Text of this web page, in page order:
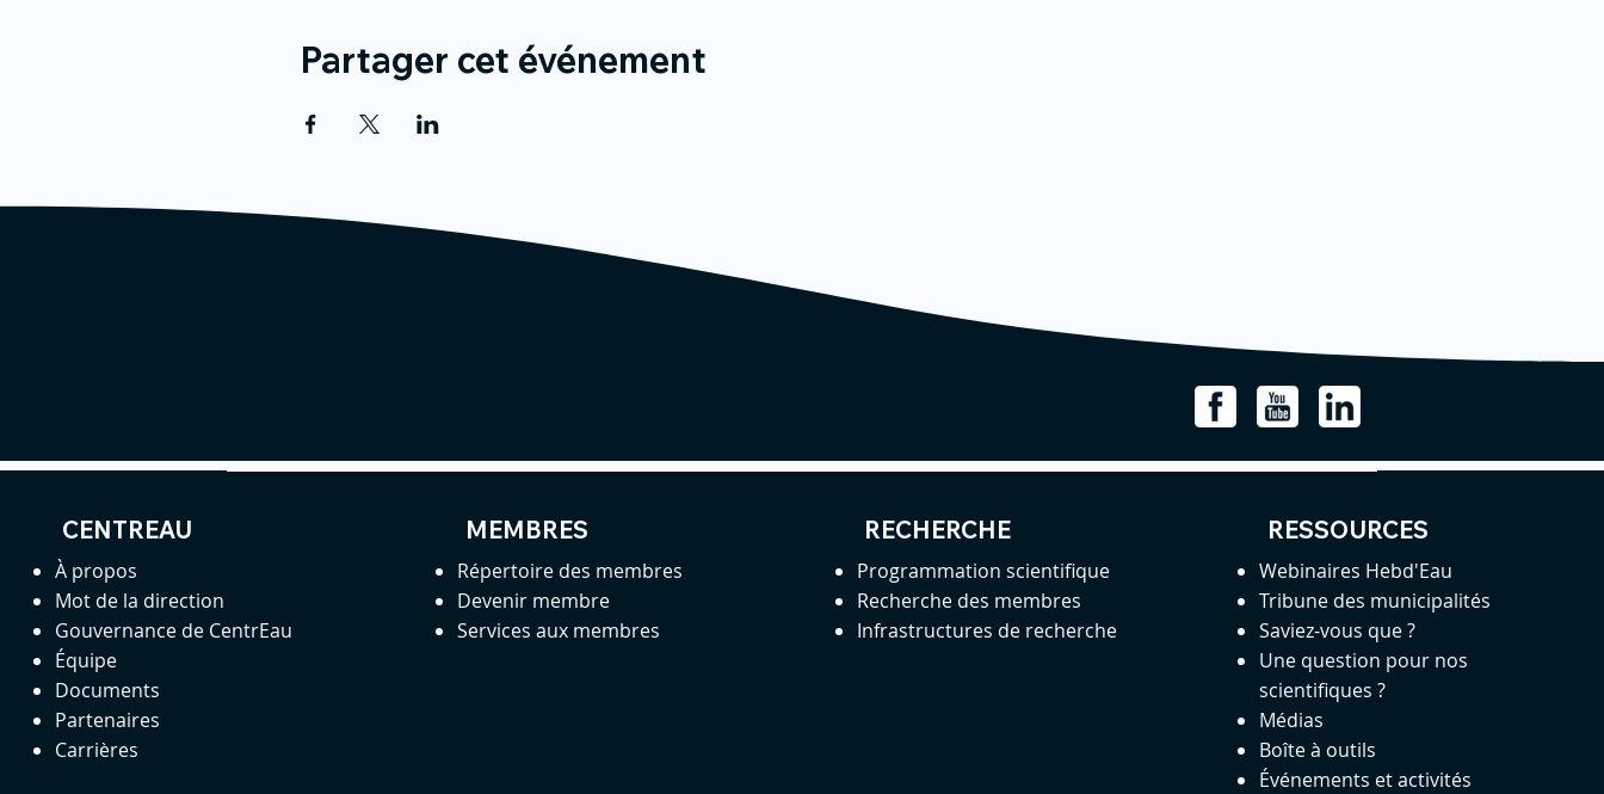
Partager cet événement
CENTREAU
À propos
Mot de la direction
Gouvernance de CentrEau
Équipe
Documents
Partenaires
Carrières
MEMBRES
Répertoire des membres
Devenir membre
Services aux membres
RECHERCHE
Programmation scientifique
Recherche des membres
Infrastructures de recherche
RESSOURCES
Webinaires Hebd'Eau
Tribune des municipalités
Saviez-vous que ?
Une question pour nos
scientifiques ?
Médias
Boîte à outils
Événements et activités